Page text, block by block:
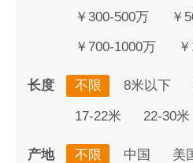
￥300-500万 ￥
￥700-1000万
长度 不限 8米以下
17-22米 22-30米
产地 不限 中国 美